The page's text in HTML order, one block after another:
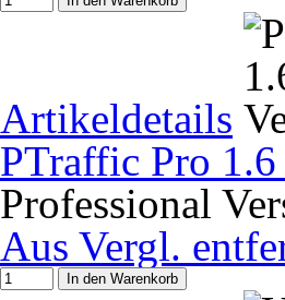
Artikeldetails
PTraffic Pro
Professional
Aus Vergl.
In den Warenkorb